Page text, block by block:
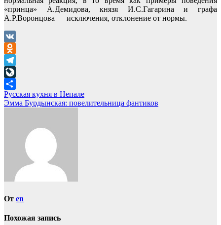
«принца» А.Демидова, князя И.С.Гагарина и графа
А.Р.Воронцова — исключения, отклонение от нормы.
VK
Odnoklassniki
Telegram
LiveJournal
Отправить
Навигация
по
Русская кухня в Непале
Эмма Бурдынская: повелительница фантиков
От en
Похожая запись